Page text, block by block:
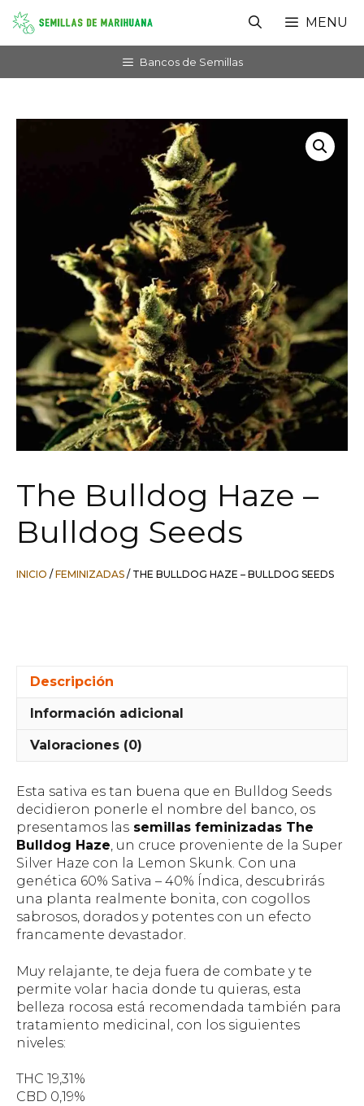
Saltar
contenido
MENU
Bancos de Semillas
The Bulldog Haze –
Bulldog Seeds
INICIO / FEMINIZADAS / THE BULLDOG HAZE – BULLDOG SEEDS
Descripción
Información adicional
Valoraciones (0)
Esta sativa es tan buena que en Bulldog Seeds
decidieron ponerle el nombre del banco, os
presentamos las semillas feminizadas The
Bulldog Haze, un cruce proveniente de la Super
Silver Haze con la Lemon Skunk. Con una
genética 60% Sativa – 40% Índica, descubrirás
una planta realmente bonita, con cogollos
sabrosos, dorados y potentes con un efecto
francamente devastador.
Muy relajante, te deja fuera de combate y te
permite volar hacia donde tu quieras, esta
belleza rocosa está recomendada también para
tratamiento medicinal, con los siguientes
niveles:
THC 19,31%
CBD 0,19%